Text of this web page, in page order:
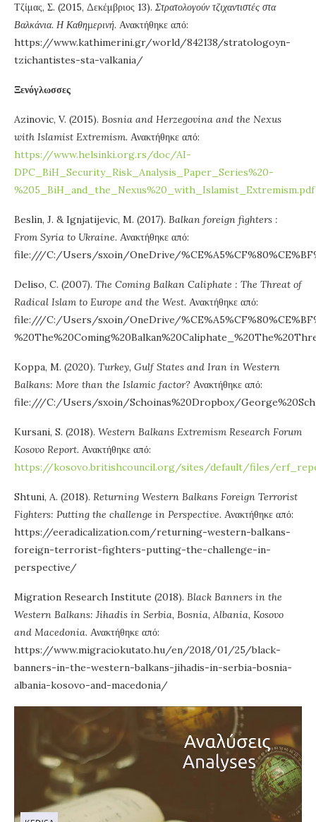
Τζίμας, Σ. (2015, Δεκέμβριος 13). Στρατολογούν τζιχαντιστές στα
Βαλκάνια. Η Καθημερινή. Ανακτήθηκε από:
https://www.kathimerini.gr/world/842138/stratologoyn-
tzichantistes-sta-valkania/
Ξενόγλωσσες
Azinovic, V. (2015). Bosnia and Herzegovina and the Nexus
with Islamist Extremism. Ανακτήθηκε από:
https://www.helsinki.org.rs/doc/AI-
DPC_BiH_Security_Risk_Analysis_Paper_Series%20-
%205_BiH_and_the_Nexus%20_with_Islamist_Extremism.pdf
Beslin, J. & Ignjatijevic, M. (2017). Balkan foreign fighters :
From Syria to Ukraine. Ανακτήθηκε από:
file:///C:/Users/sxoin/OneDrive/
Deliso, C. (2007). The Coming Balkan Caliphate : The Threat of
Radical Islam to Europe and the West. Ανακτήθηκε από:
file:///C:/Users/sxoin/OneDrive/
Koppa, M. (2020). Turkey, Gulf States and Iran in Western
Balkans: More than the Islamic factor? Ανακτήθηκε από:
file:///C:/Users/sxoin/Schoinas%20Dropbox/
Kursani, S. (2018). Western Balkans Extremism Research Forum
Kosovo Report. Ανακτήθηκε από:
https://kosovo.britishcouncil.org/sites/default/files/
Shtuni, A. (2018). Returning Western Balkans Foreign Terrorist
Fighters: Putting the challenge in Perspective. Ανακτήθηκε από:
https://eeradicalization.com/returning-western-balkans-
foreign-terrorist-fighters-putting-the-challenge-in-
perspective/
Migration Research Institute (2018). Black Banners in the
Western Balkans: Jihadis in Serbia, Bosnia, Albania, Kosovo
and Macedonia. Ανακτήθηκε από:
https://www.migraciokutato.hu/en/2018/01/25/black-
banners-in-the-western-balkans-jihadis-in-serbia-bosnia-
albania-kosovo-and-macedonia/